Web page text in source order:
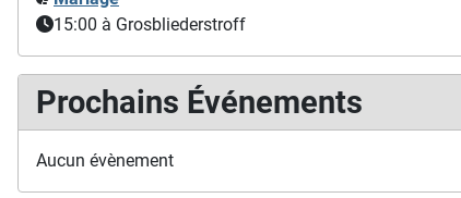
15:00 à Grosbliederstroff
Prochains Événements
Aucun évènement